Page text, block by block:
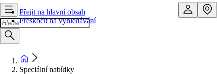
Přejít na hlavní obsah
Přeskočit na vyhledávání
Speciální nabídky